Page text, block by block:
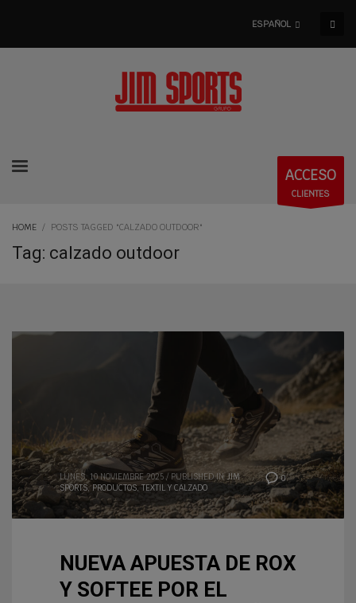
ESPAÑOL
ACCESO
CLIENTES
HOME POSTS TAGGED "CALZADO OUTDOOR"
Tag: calzado outdoor
0
LUNES, 10 NOVIEMBRE 2025 / PUBLISHED IN JIM
SPORTS, PRODUCTOS, TEXTIL Y CALZADO
NUEVA APUESTA DE ROX
Y SOFTEE POR EL